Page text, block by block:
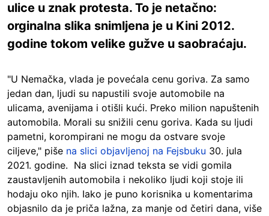
ulice u znak protesta. To je netačno:
orginalna slika snimljena je u Kini 2012.
godine tokom velike gužve u saobraćaju.
"U Nemačka, vlada je povećala cenu goriva. Za samo
jedan dan, ljudi su napustili svoje automobile na
ulicama, avenijama i otišli kući. Preko milion napuštenih
automobila. Morali su snižili cenu goriva. Kada su ljudi
pametni, korompirani ne mogu da ostvare svoje
ciljeve," piše na slici objavljenoj na Fejsbuku 30. jula
2021. godine. Na slici iznad teksta se vidi gomila
zaustavljenih automobila i nekoliko ljudi koji stoje ili
hodaju oko njih. Iako je puno korisnika u komentarima
objasnilo da je priča lažna, za manje od četiri dana, više